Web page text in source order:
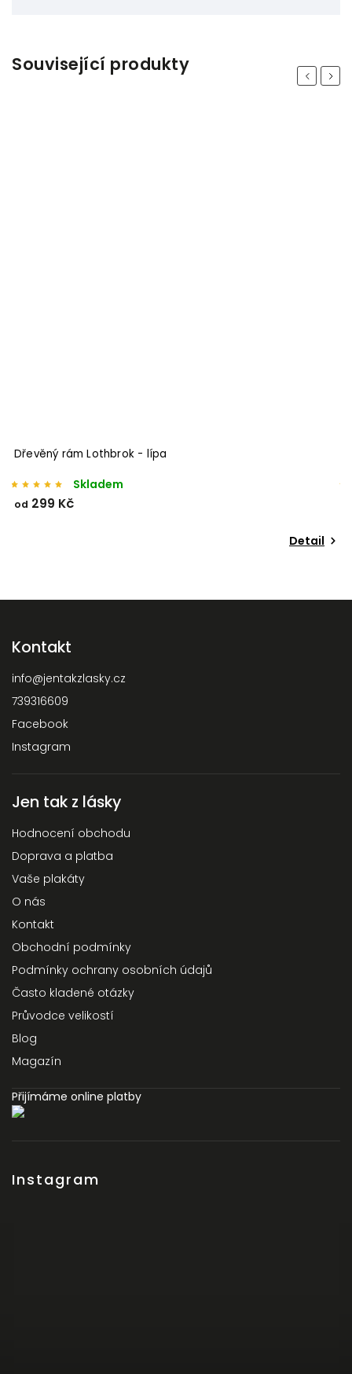
Související produkty Previous
Dřevěný rám Lothbrok - lípa
Skladem
od 299 Kč
Detail
Next
Kontakt
info@jentakzlasky.cz
739316609
Facebook
Instagram
Jen tak z lásky
Hodnocení obchodu
Doprava a platba
Vaše plakáty
O nás
Kontakt
Obchodní podmínky
Podmínky ochrany osobních údajů
Často kladené otázky
Průvodce velikostí
Blog
Magazín
Přijímáme online platby
Instagram